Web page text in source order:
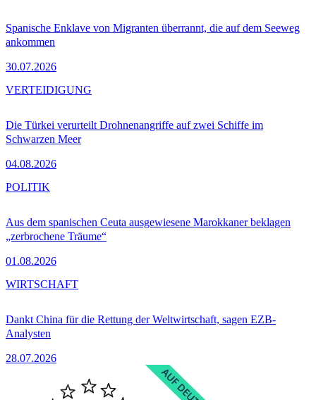
Spanische Enklave von Migranten überrannt, die auf dem Seeweg
ankommen
30.07.2026
Die Türkei verurteilt Drohnenangriffe auf zwei Schiffe im
Schwarzen Meer
04.08.2026
VERTEIDIGUNG
Aus dem spanischen Ceuta ausgewiesene Marokkaner beklagen
„zerbrochene Träume“
01.08.2026
POLITIK
Dankt China für die Rettung der Weltwirtschaft, sagen EZB-
Analysten
28.07.2026
WIRTSCHAFT